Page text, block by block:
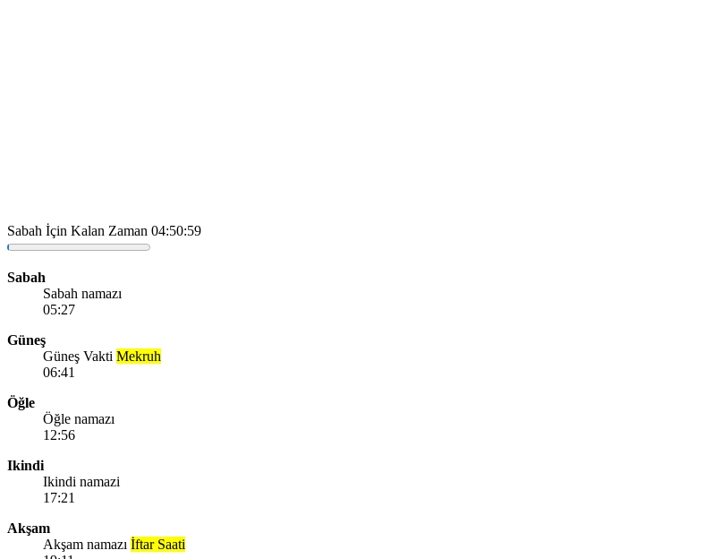
Sabah İçin Kalan Zaman 04:50:59
Sabah
Sabah namazı
05:27
Güneş
Güneş Vakti Mekruh
06:41
Öğle
Öğle namazı
12:56
Ikindi
Ikindi namazi
17:21
Akşam
Akşam namazı İftar Saati